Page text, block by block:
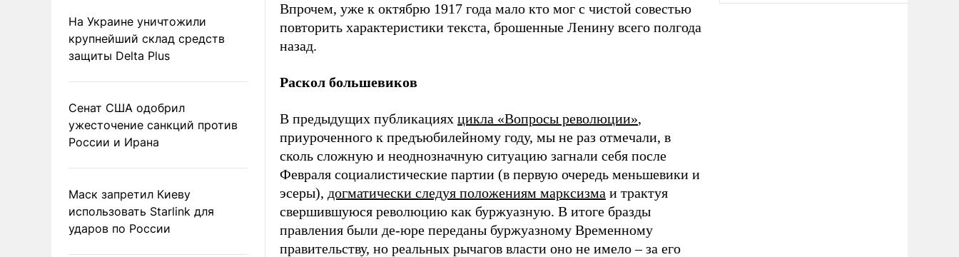
На Украине уничтожили
крупнейший склад средств
защиты Delta Plus
Сенат США одобрил
ужесточение санкций против
России и Ирана
Маск запретил Киеву
использовать Starlink для
ударов по России
Впрочем, уже к октябрю 1917 года мало кто мог с чистой совестью
повторить характеристики текста, брошенные Ленину всего полгода
назад.
Раскол большевиков
В предыдущих публикациях цикла «Вопросы революции»,
приуроченного к предъюбилейному году, мы не раз отмечали, в
сколь сложную и неоднозначную ситуацию загнали себя после
Февраля социалистические партии (в первую очередь меньшевики и
эсеры), догматически следуя положениям марксизма и трактуя
свершившуюся революцию как буржуазную. В итоге бразды
правления были де-юре переданы буржуазному Временному
правительству, но реальных рычагов власти оно не имело – за его